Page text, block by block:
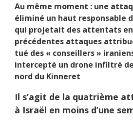
Au même moment : une
éliminé un haut responsable
qui projetait des attentats en
précédentes attaques
tué des « conseillers »
intercepté un drone infiltré
nord du Kinneret
Il s’agit de la quatrième
à Israël en moins d’une